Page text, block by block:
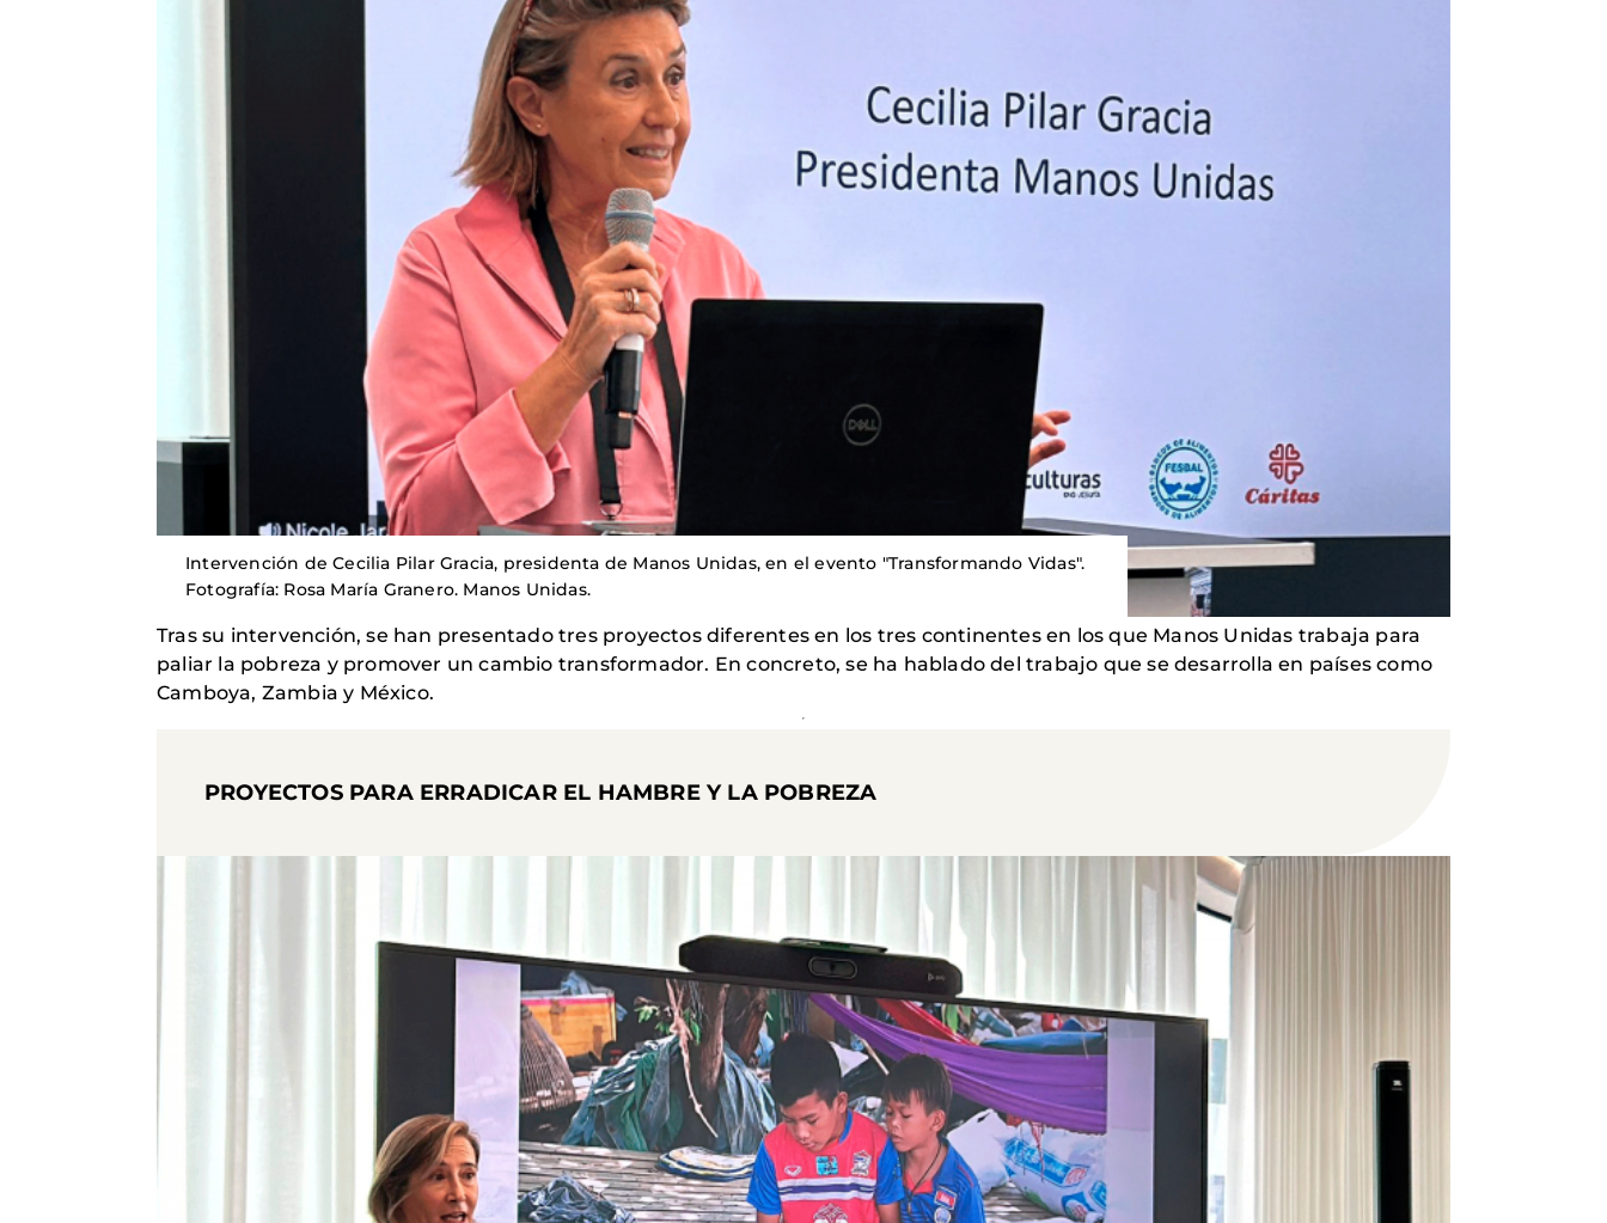
Intervención de Cecilia Pilar Gracia, presidenta de Manos Unidas, en el evento "Transformando Vidas".
Fotografía: Rosa María Granero. Manos Unidas.
Tras su intervención, se han presentado tres proyectos diferentes en los tres continentes en los que Manos Unidas trabaja para
paliar la pobreza y promover un cambio transformador. En concreto, se ha hablado del trabajo que se desarrolla en países como
Camboya, Zambia y México.
PROYECTOS PARA ERRADICAR EL HAMBRE Y LA POBREZA